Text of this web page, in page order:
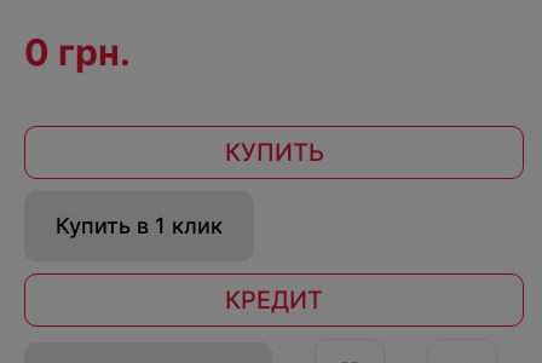
0 грн.
КУПИТЬ
Купить в 1 клик
КРЕДИТ